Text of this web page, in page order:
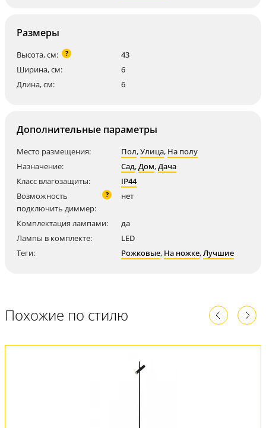
Размеры
Высота, см: ?
43
Ширина, см:
6
Длина, см:
6
Дополнительные параметры
Место размещения: Пол,Улица, На полу
Назначение:
Сад,Дом,Дача
Класс влагозащиты:
IP44
Возможность
подключить диммер:
? нет
Комплектация лампами:
да
Лампы в комплекте:
LED
Теги:
Рожковые, На ножке,Лучшие
Похожие по стилю